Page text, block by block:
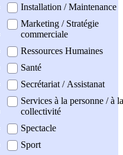
Installation / Maintenance
Marketing / Stratégie
commerciale
Ressources Humaines
Santé
Secrétariat / Assistanat
Services à la personne / à la
collectivité
Spectacle
Sport